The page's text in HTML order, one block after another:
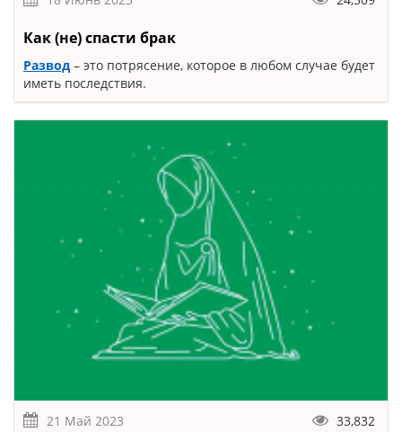
Как (не) спасти брак
Развод – это потрясение, которое в любом случае будет
иметь последствия.
21 Май 2023 33,832